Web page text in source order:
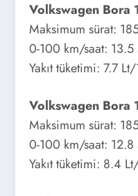
Volkswagen
Maksimum sürat:
0-100 km/saat:
Yakıt tüketimi: 7.7
Volkswagen
Maksimum sürat:
0-100 km/saat:
Yakıt tüketimi: 8.4